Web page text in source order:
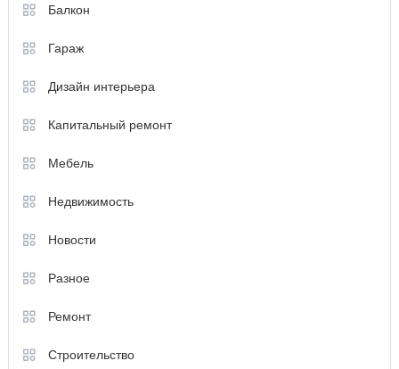
Балкон
Гараж
Дизайн интерьера
Капитальный ремонт
Мебель
Недвижимость
Новости
Разное
Ремонт
Строительство